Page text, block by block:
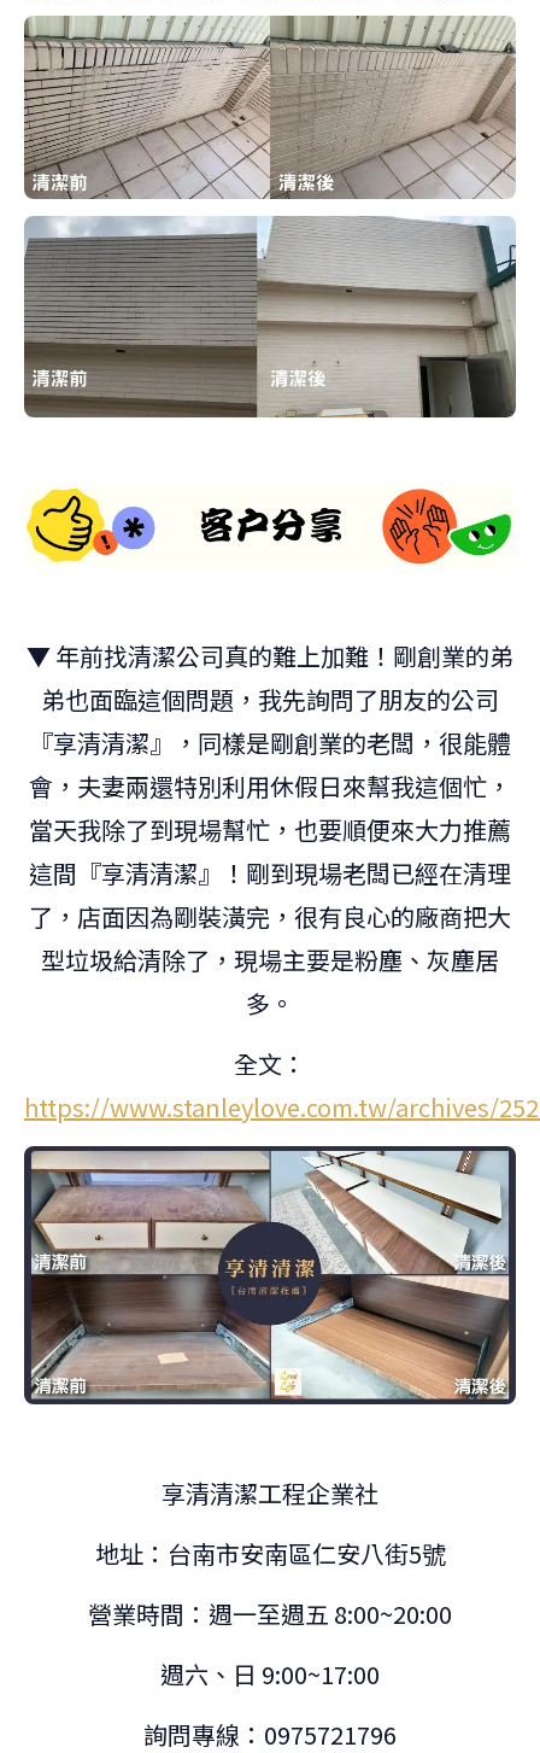
▼ 年前找清潔公司真的難上加難！剛創業的弟
弟也面臨這個問題，我先詢問了朋友的公司
『享清清潔』，同樣是剛創業的老闆，很能體
會，夫妻兩還特別利用休假日來幫我這個忙，
當天我除了到現場幫忙，也要順便來大力推薦
這間『享清清潔』！剛到現場老闆已經在清理
了，店面因為剛裝潢完，很有良心的廠商把大
型垃圾給清除了，現場主要是粉塵、灰塵居
多。
全文：
https://www.stanleylove.com.tw/archives/
享清清潔工程企業社
地址：台南市安南區仁安八街5號
營業時間：週一至週五 8:00~20:00
週六、日 9:00~17:00
詢問專線：0975721796